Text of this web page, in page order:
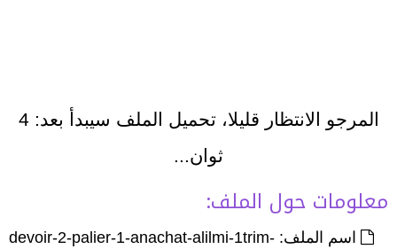
المرجو الانتظار قليلا، تحميل الملف سيبدأ بعد: 4
ثوان...
معلومات حول الملف:
اسم الملف: devoir-2-palier-1-anachat-alilmi-1trim-